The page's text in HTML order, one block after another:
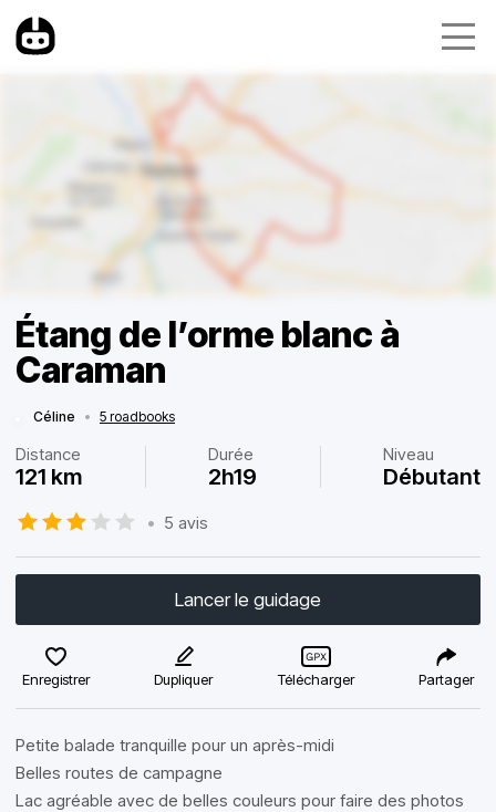
Étang de l’orme blanc à
Caraman
Céline • 5 roadbooks
Distance
121 km
Durée
2h19
Niveau
Débutant
• 5 avis
Lancer le guidage
Enregistrer Dupliquer Télécharger Partager
Petite balade tranquille pour un après-midi
Belles routes de campagne
Lac agréable avec de belles couleurs pour faire des photos